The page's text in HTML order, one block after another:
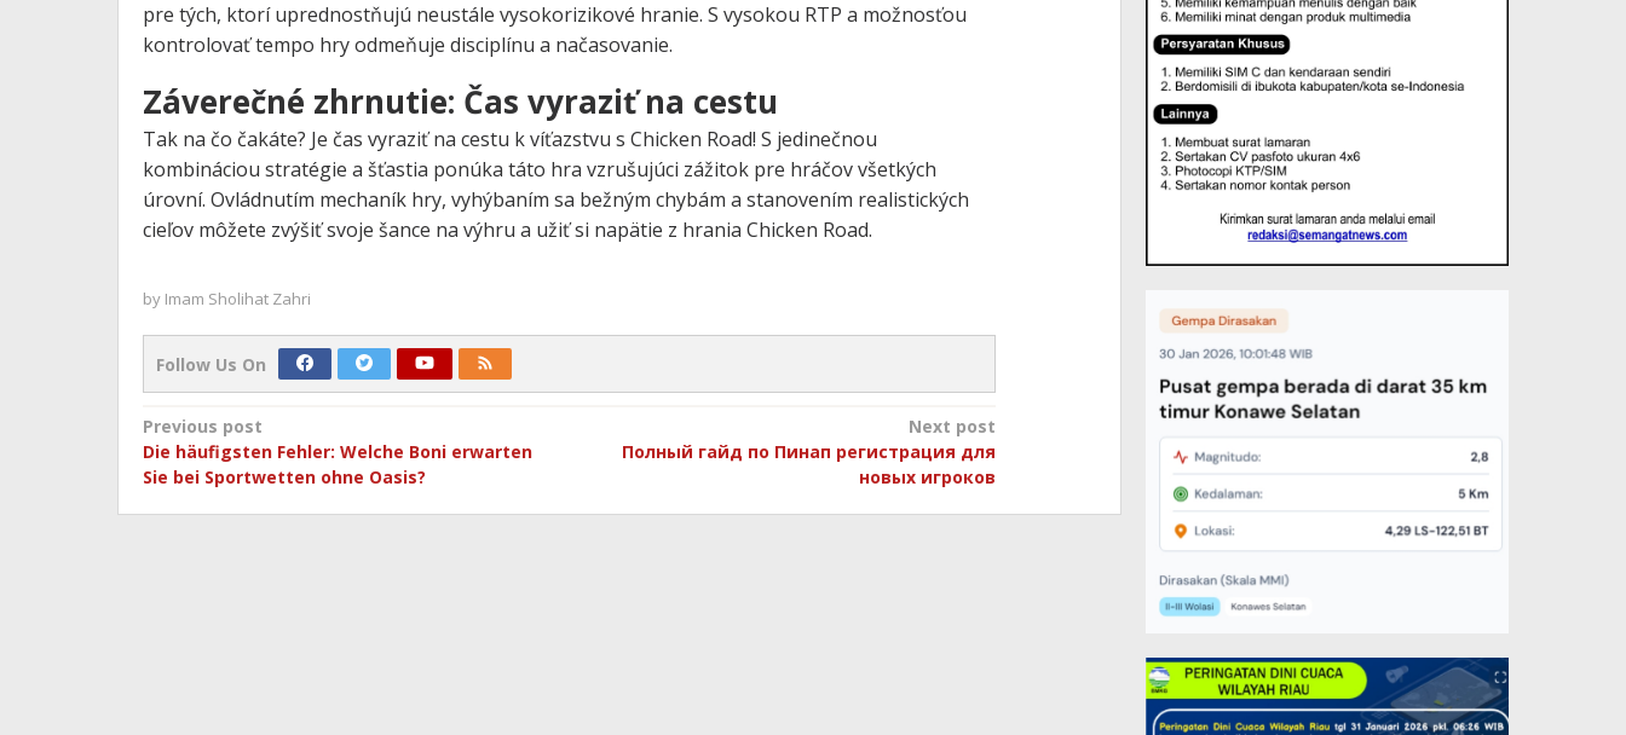
pre tých, ktorí uprednostňujú neustále vysokorizikové hranie. S vysokou RTP a možnosťou
kontrolovať tempo hry odmeňuje disciplínu a načasovanie.
Záverečné zhrnutie: Čas vyraziť na cestu
Tak na čo čakáte? Je čas vyraziť na cestu k víťazstvu s Chicken Road! S jedinečnou
kombináciou stratégie a šťastia ponúka táto hra vzrušujúci zážitok pre hráčov všetkých
úrovní. Ovládnutím mechaník hry, vyhýbaním sa bežným chybám a stanovením realistických
cieľov môžete zvýšiť svoje šance na výhru a užiť si napätie z hrania Chicken Road.
by Imam Sholihat Zahri
Follow Us On
Post
navigation
Previous post
Die häufigsten Fehler: Welche Boni erwarten
Sie bei Sportwetten ohne Oasis?
Next post
Полный гайд по Пинап регистрация для
новых игроков